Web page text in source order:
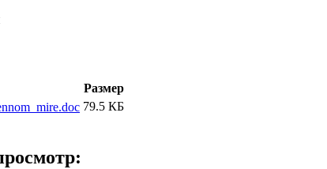
Размер
79.5 КБ